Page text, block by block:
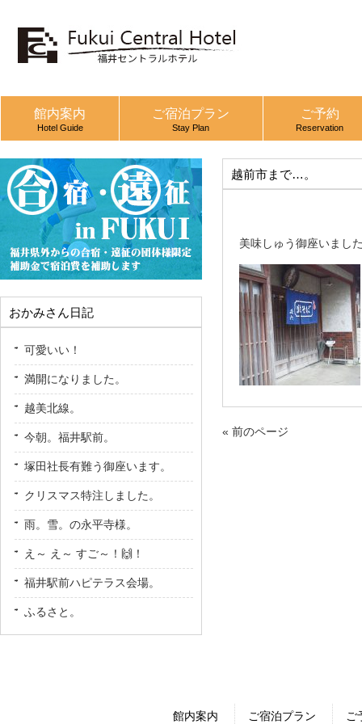
館内案内
Hotel Guide
ご宿泊プラン
Stay Plan
ご予約
Reservation
越前市まで…。
美味しゅう御座いまし
« 前のページ
おかみさん日記
可愛いい！
満開になりました。
越美北線。
今朝。福井駅前。
塚田社長有難う御座います。
クリスマス特注しました。
雨。雪。の永平寺様。
え～ え～ すご～！🙌！
福井駅前ハピテラス会場。
ふるさと。
館内案内 ご宿泊プラン ご